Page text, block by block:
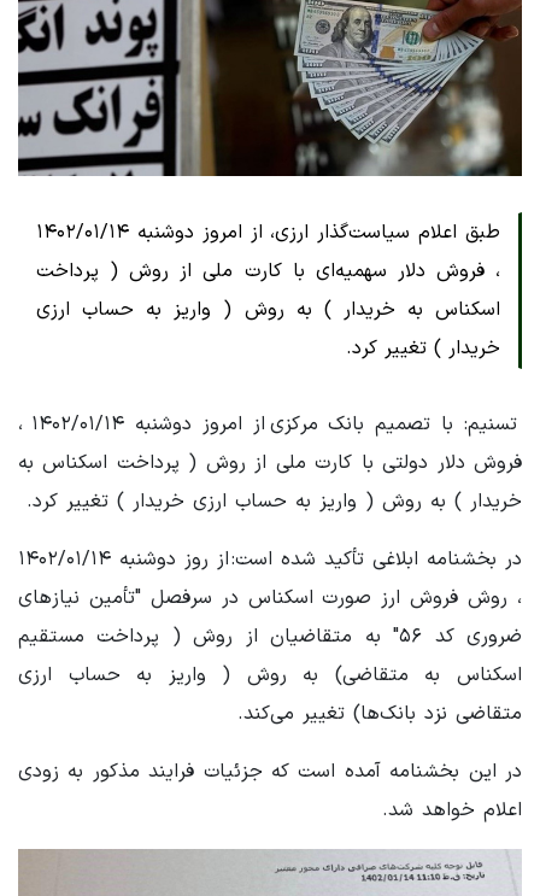
طبق اعلام سیاست‌گذار ارزی، از امروز دوشنبه ۱۴۰۲/۰۱/۱۴
، فروش دلار سهمیه‌ای با کارت ملی از روش ( پرداخت
اسکناس به خریدار ) به روش ( واریز به حساب ارزی
خریدار ) تغییر کرد.
تسنیم: با تصمیم بانک مرکزی از امروز دوشنبه ۱۴۰۲/۰۱/۱۴ ،
فروش دلار دولتی با کارت ملی از روش ( پرداخت اسکناس به
خریدار ) به روش ( واریز به حساب ارزی خریدار ) تغییر کرد.
در بخشنامه ابلاغی تأکید شده است: از روز دوشنبه ۱۴۰۲/۰۱/۱۴
، روش فروش ارز صورت اسکناس در سرفصل "تأمین نیازهای
ضروری کد ۵۶" به متقاضیان از روش ( پرداخت مستقیم
اسکناس به متقاضی) به روش ( واریز به حساب ارزی
متقاضی نزد بانک‌ها) تغییر می‌کند.
در این بخشنامه آمده است که جزئیات فرایند مذکور به زودی
اعلام خواهد شد.